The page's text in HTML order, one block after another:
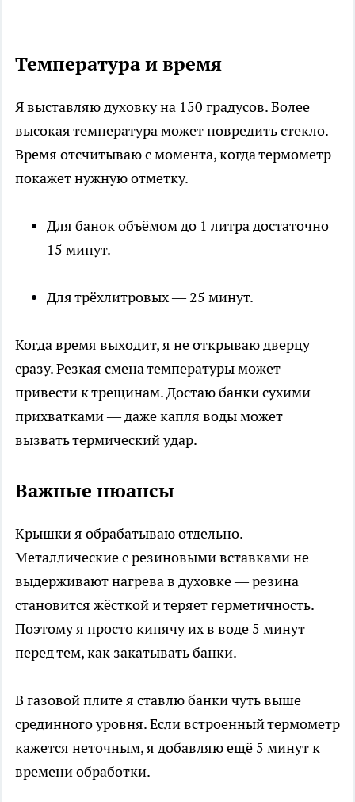
Температура и время
Я выставляю духовку на 150 градусов. Более
высокая температура может повредить стекло.
Время отсчитываю с момента, когда термометр
покажет нужную отметку.
Для банок объёмом до 1 литра достаточно
15 минут.
Для трёхлитровых — 25 минут.
Когда время выходит, я не открываю дверцу
сразу. Резкая смена температуры может
привести к трещинам. Достаю банки сухими
прихватками — даже капля воды может
вызвать термический удар.
Важные нюансы
Крышки я обрабатываю отдельно.
Металлические с резиновыми вставками не
выдерживают нагрева в духовке — резина
становится жёсткой и теряет герметичность.
Поэтому я просто кипячу их в воде 5 минут
перед тем, как закатывать банки.
В газовой плите я ставлю банки чуть выше
срединного уровня. Если встроенный термометр
кажется неточным, я добавляю ещё 5 минут к
времени обработки.